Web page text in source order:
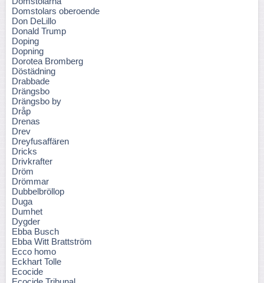
Domstolars oberoende
Don DeLillo
Donald Trump
Doping
Dopning
Dorotea Bromberg
Döstädning
Drabbade
Drängsbo
Drängsbo by
Dråp
Drenas
Drev
Dreyfusaffären
Dricks
Drivkrafter
Dröm
Drömmar
Dubbelbröllop
Duga
Dumhet
Dygder
Ebba Busch
Ebba Witt Brattström
Ecco homo
Eckhart Tolle
Ecocide